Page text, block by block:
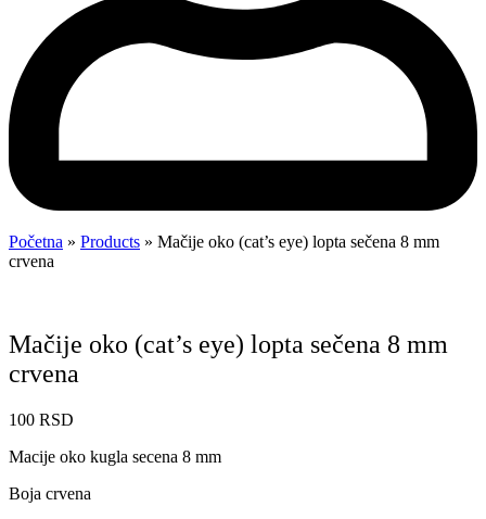
Početna » Products » Mačije oko (cat’s eye) lopta sečena 8 mm
crvena
Mačije oko (cat’s eye) lopta sečena 8 mm
crvena
100 RSD
Macije oko kugla secena 8 mm
Boja crvena